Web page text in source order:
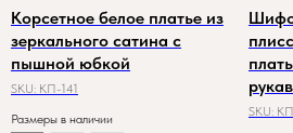
Корсетное белое платье из
зеркального сатина с
пышной юбкой
SKU: КП-141
Размеры в наличии
SKU: